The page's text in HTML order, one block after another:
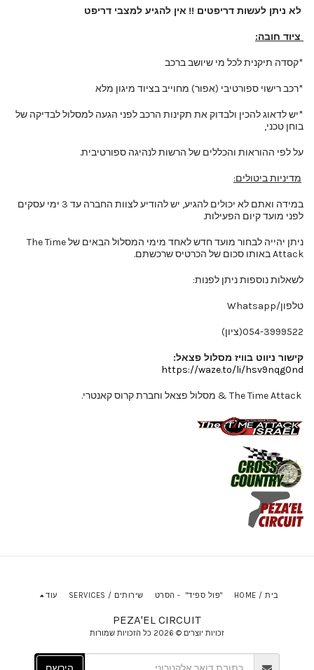
לא ניתן לעשות דריפטים !! אין להגיע למצבי דריפט
ציוד חובה:
*קסדה תיקנית לכל מי שיושב ברכב
*רכב רישוי ספורטיבי (אפור) מחוייב בציוד מיגון מלא
*יש לדאוג להכין ולבדוק את תקינות הרכב לפני הגעה למסלול לבדיקה של
בוחן טכני,
על לפי ההוראות והכללים של הרשות לנהיגה ספורטיבית.
מדיניות ביטולים:
במידה ואתם לא יכולים להגיע, יש להודיע לצוות החברה עד 3 ימי עסקים
לפני מועד קיום הפעילות.
ניתן יהייה לבחור מועד חדש לאחד מימי המסלול הבאים של The Time
Attack באותו סכום של הכרטיס שרכשתם.
לשאלות נוספות ניתן לפנות:
טלפון/Whatsapp
054-3999522(ציון)
קישור ניווט בוויז מסלול פצאל:
https://waze.to/li/hsv9nqg0nd
PEZA'EL CIRCUIT
זכויות יוצרים © 2026 כל הזכויות שמורות
בית / HOME "פול ספיד" - הסרט שירותים / SERVICES עוד